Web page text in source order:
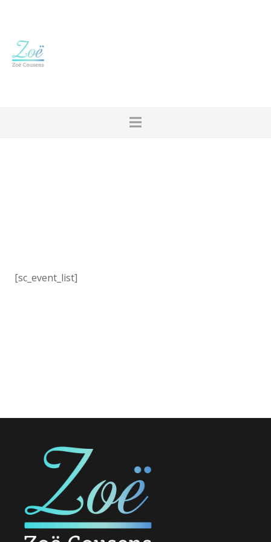
[sc_event_list]